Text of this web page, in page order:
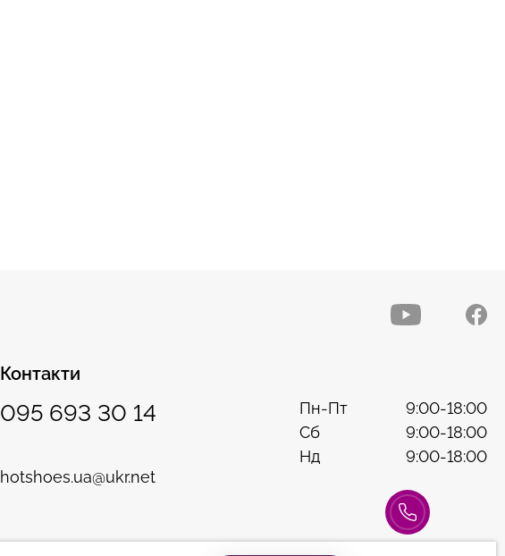
Контакти
095 693 30 14
hotshoes.ua@ukr.net
Пн-Пт
9:00-18:00
Сб
9:00-18:00
Нд
9:00-18:00